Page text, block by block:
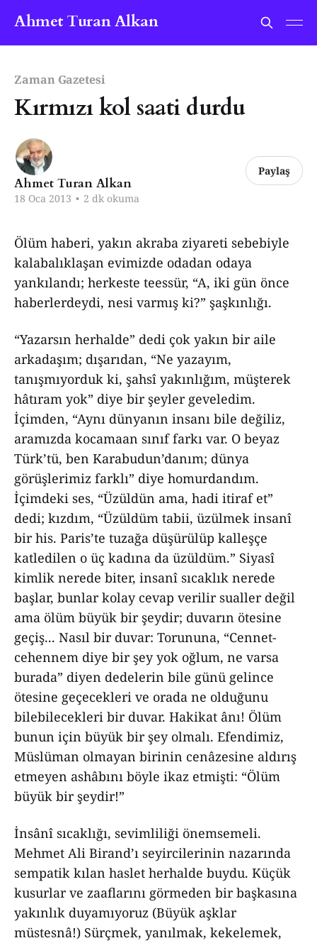
Ahmet Turan Alkan
Zaman Gazetesi
Kırmızı kol saati durdu
Ahmet Turan Alkan
18 Oca 2013 • 2 dk okuma
Paylaş
Ölüm haberi, yakın akraba ziyareti sebebiyle
kalabalıklaşan evimizde odadan odaya
yankılandı; herkeste teessür, “A, iki gün önce
haberlerdeydi, nesi varmış ki?” şaşkınlığı.
“Yazarsın herhalde” dedi çok yakın bir aile
arkadaşım; dışarıdan, “Ne yazayım,
tanışmıyorduk ki, şahsî yakınlığım, müşterek
hâtıram yok” diye bir şeyler geveledim.
İçimden, “Aynı dünyanın insanı bile değiliz,
aramızda kocamaan sınıf farkı var. O beyaz
Türk’tü, ben Karabudun’danım; dünya
görüşlerimiz farklı” diye homurdandım.
İçimdeki ses, “Üzüldün ama, hadi itiraf et”
dedi; kızdım, “Üzüldüm tabii, üzülmek insanî
bir his. Paris’te tuzağa düşürülüp kalleşçe
katledilen o üç kadına da üzüldüm.” Siyasî
kimlik nerede biter, insanî sıcaklık nerede
başlar, bunlar kolay cevap verilir sualler değil
ama ölüm büyük bir şeydir; duvarın ötesine
geçiş... Nasıl bir duvar: Torununa, “Cennet-
cehennem diye bir şey yok oğlum, ne varsa
burada” diyen dedelerin bile günü gelince
ötesine geçecekleri ve orada ne olduğunu
bilebilecekleri bir duvar. Hakikat ânı! Ölüm
bunun için büyük bir şey olmalı. Efendimiz,
Müslüman olmayan birinin cenâzesine aldırış
etmeyen ashâbını böyle ikaz etmişti: “Ölüm
büyük bir şeydir!”
İnsânî sıcaklığı, sevimliliği önemsemeli.
Mehmet Ali Birand’ı seyircilerinin nazarında
sempatik kılan haslet herhalde buydu. Küçük
kusurlar ve zaaflarını görmeden bir başkasına
yakınlık duyamıyoruz (Büyük aşklar
müstesnâ!) Sürçmek, yanılmak, kekelemek,